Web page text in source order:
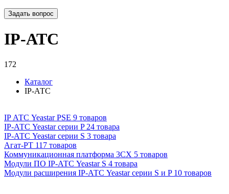
Задать вопрос
IP-АТС
172
Каталог
IP-АТС
IP АТС Yeastar PSE 9 товаров
IP-АТС Yeastar серии P 24 товара
IP-АТС Yeastar серии S 3 товара
Агат-РТ 117 товаров
Коммуникационная платформа 3CX 5 товаров
Модули ПО IP-АТС Yeastar S 4 товара
Модули расширения IP-АТС Yeastar серии S и P 10 товаров